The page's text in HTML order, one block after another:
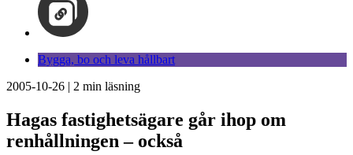
Bygga, bo och leva hållbart
2005-10-26 | 2 min läsning
Hagas fastighetsägare går ihop om
renhållningen – också